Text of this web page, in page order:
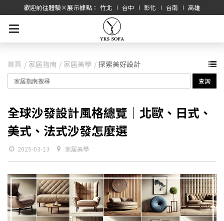
歡迎前往體驗×展示據點： 竹北 ∣ 台中 ∣ 彰化 ∣ 台南 ∣ 高雄
首頁 家居指南 家居美學 探索美好設計
查詢
全球沙發設計風格總覽｜北歐、日式、
美式、法式沙發怎麼選
2025-03-13 家居美學